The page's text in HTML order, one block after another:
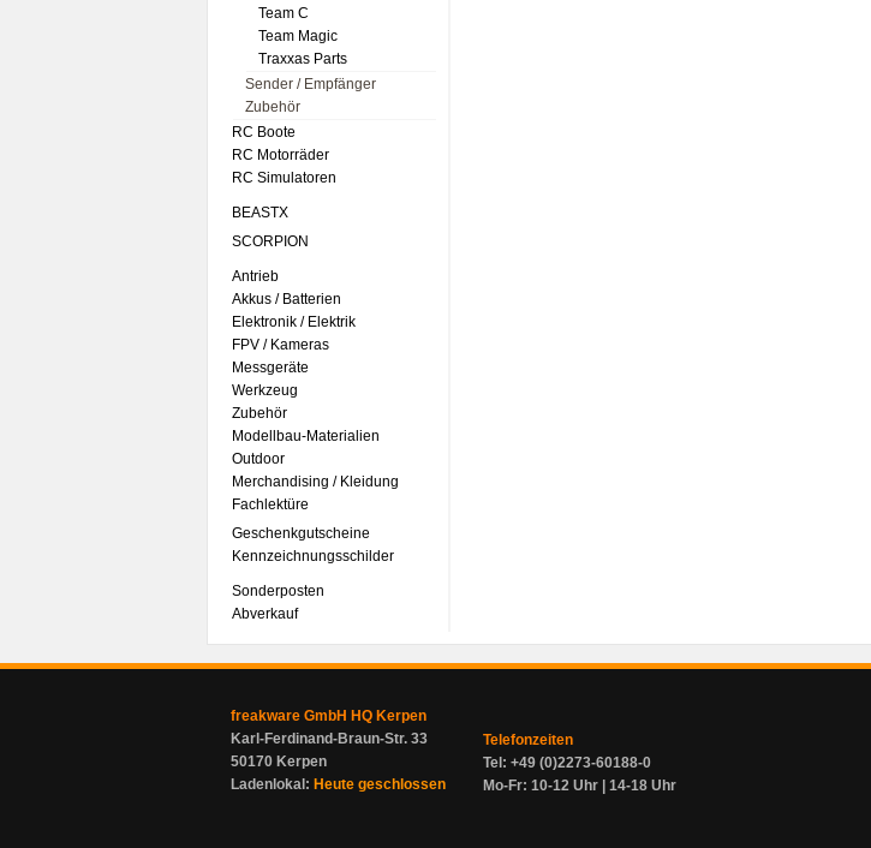
Team C
Team Magic
Traxxas Parts
Sender / Empfänger
Zubehör
RC Boote
RC Motorräder
RC Simulatoren
BEASTX
SCORPION
Antrieb
Akkus / Batterien
Elektronik / Elektrik
FPV / Kameras
Messgeräte
Werkzeug
Zubehör
Modellbau-Materialien
Outdoor
Merchandising / Kleidung
Fachlektüre
Geschenkgutscheine
Kennzeichnungsschilder
Sonderposten
Abverkauf
freakware GmbH HQ Kerpen
Karl-Ferdinand-Braun-Str. 33
50170 Kerpen
Ladenlokal: Heute geschlossen
Telefonzeiten
Tel: +49 (0)2273-60188-0
Mo-Fr: 10-12 Uhr | 14-18 Uhr